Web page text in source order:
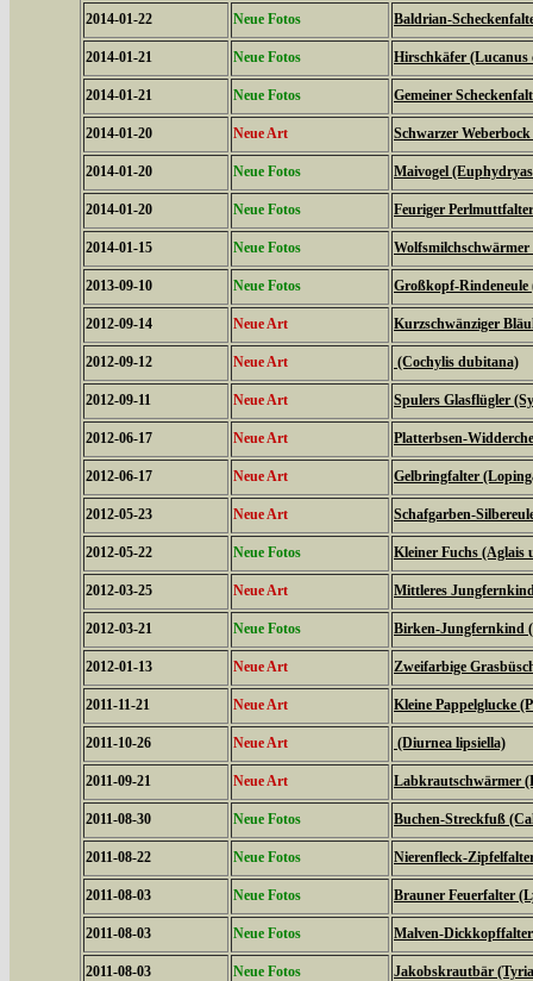
2014-01-22 Neue Fotos Baldrian-
2014-01-21 Neue Fotos Hirschkäfer (Lucanus
2014-01-21 Neue Fotos Gemeiner
2014-01-20 Neue Art Schwarzer
2014-01-20 Neue Fotos Maivogel
2014-01-20 Neue Fotos Feuriger
2014-01-15 Neue Fotos
2013-09-10 Neue Fotos Großkopf-Rindeneule
2012-09-14 Neue Art Kurzschwänziger
2012-09-12 Neue Art (Cochylis dubitana)
2012-09-11 Neue Art Spulers Glasflügler
2012-06-17 Neue Art Platterbsen-
2012-06-17 Neue Art Gelbringfalter
2012-05-23 Neue Art Schafgarben-
2012-05-22 Neue Fotos Kleiner Fuchs (Aglais
2012-03-25 Neue Art Mittleres
2012-03-21 Neue Fotos Birken-Jungfernkind
2012-01-13 Neue Art Zweifarbige
2011-11-21 Neue Art Kleine Pappelglucke
2011-10-26 Neue Art (Diurnea lipsiella)
2011-09-21 Neue Art Labkrautschwärmer
2011-08-30 Neue Fotos Buchen-Streckfuß
2011-08-22 Neue Fotos Nierenfleck-
2011-08-03 Neue Fotos Brauner Feuerfalter
2011-08-03 Neue Fotos Malven-
2011-08-03 Neue Fotos Jakobskrautbär (Tyria